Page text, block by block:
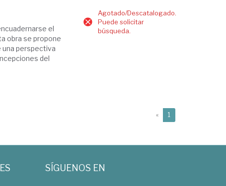
el
obra se propone
una perspectiva
del
Agotado/Descatalogado.
Puede solicitar
búsqueda.
« 1
SÍGUENOS EN